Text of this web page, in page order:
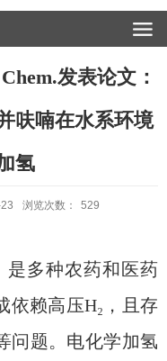
发表论文：
呋喃在水系环境
氢
浏览次数： 529
是多种农药和医药
依赖高压H₂，且存
问题。电化学加氢